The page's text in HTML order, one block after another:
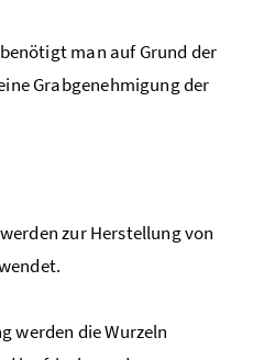
man auf Grund der
Grabgenehmigung der
zur Herstellung von
werden die Wurzeln